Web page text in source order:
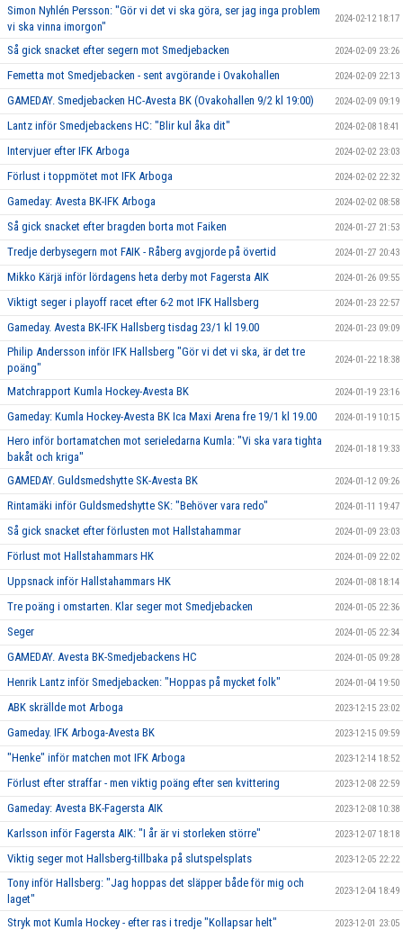
Simon Nyhlén Persson: "Gör vi det vi ska göra, ser jag inga problem
vi ska vinna imorgon"
2024-02-12 18:17
Så gick snacket efter segern mot Smedjebacken 2024-02-09 23:26
Femetta mot Smedjebacken - sent avgörande i Ovakohallen 2024-02-09 22:13
GAMEDAY. Smedjebacken HC-Avesta BK (Ovakohallen 9/2 kl 19:00) 2024-02-09 09:19
Lantz inför Smedjebackens HC: "Blir kul åka dit" 2024-02-08 18:41
Intervjuer efter IFK Arboga 2024-02-02 23:03
Förlust i toppmötet mot IFK Arboga 2024-02-02 22:32
Gameday: Avesta BK-IFK Arboga 2024-02-02 08:58
Så gick snacket efter bragden borta mot Faiken 2024-01-27 21:53
Tredje derbysegern mot FAIK - Råberg avgjorde på övertid 2024-01-27 20:43
Mikko Kärjä inför lördagens heta derby mot Fagersta AIK 2024-01-26 09:55
Viktigt seger i playoff racet efter 6-2 mot IFK Hallsberg 2024-01-23 22:57
Gameday. Avesta BK-IFK Hallsberg tisdag 23/1 kl 19.00 2024-01-23 09:09
Philip Andersson inför IFK Hallsberg "Gör vi det vi ska, är det tre
poäng"
2024-01-22 18:38
Matchrapport Kumla Hockey-Avesta BK 2024-01-19 23:16
Gameday: Kumla Hockey-Avesta BK Ica Maxi Arena fre 19/1 kl 19.00 2024-01-19 10:15
Hero inför bortamatchen mot serieledarna Kumla: "Vi ska vara tighta
bakåt och kriga"
2024-01-18 19:33
GAMEDAY. Guldsmedshytte SK-Avesta BK 2024-01-12 09:26
Rintamäki inför Guldsmedshytte SK: "Behöver vara redo" 2024-01-11 19:47
Så gick snacket efter förlusten mot Hallstahammar 2024-01-09 23:03
Förlust mot Hallstahammars HK 2024-01-09 22:02
Uppsnack inför Hallstahammars HK 2024-01-08 18:14
Tre poäng i omstarten. Klar seger mot Smedjebacken 2024-01-05 22:36
Seger 2024-01-05 22:34
GAMEDAY. Avesta BK-Smedjebackens HC 2024-01-05 09:28
Henrik Lantz inför Smedjebacken: "Hoppas på mycket folk" 2024-01-04 19:50
ABK skrällde mot Arboga 2023-12-15 23:02
Gameday. IFK Arboga-Avesta BK 2023-12-15 09:59
"Henke" inför matchen mot IFK Arboga 2023-12-14 18:52
Förlust efter straffar - men viktig poäng efter sen kvittering 2023-12-08 22:59
Gameday: Avesta BK-Fagersta AIK 2023-12-08 10:38
Karlsson inför Fagersta AIK: "I år är vi storleken större" 2023-12-07 18:18
Viktig seger mot Hallsberg-tillbaka på slutspelsplats 2023-12-05 22:22
Tony inför Hallsberg: "Jag hoppas det släpper både för mig och
laget"
2023-12-04 18:49
Stryk mot Kumla Hockey - efter ras i tredje "Kollapsar helt" 2023-12-01 23:05